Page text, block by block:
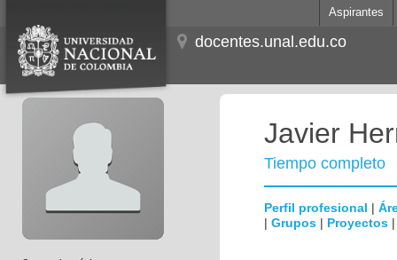
Aspirantes
docentes.unal.edu.co
Javier
Tiempo completo
Perfil profesional |
| Grupos | Proyectos